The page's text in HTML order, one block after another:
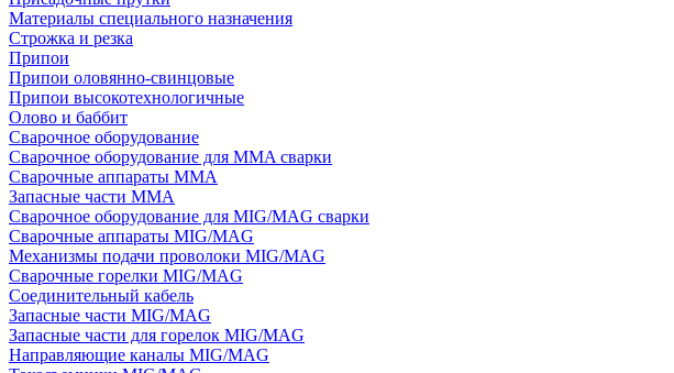
Материалы специального назначения
Строжка и резка
Припои
Припои оловянно-свинцовые
Припои высокотехнологичные
Олово и баббит
Сварочное оборудование
Сварочное оборудование для MMA сварки
Сварочные аппараты MMA
Запасные части MMA
Сварочное оборудование для MIG/MAG сварки
Сварочные аппараты MIG/MAG
Механизмы подачи проволоки MIG/MAG
Сварочные горелки MIG/MAG
Соединительный кабель
Запасные части MIG/MAG
Запасные части для горелок MIG/MAG
Направляющие каналы MIG/MAG